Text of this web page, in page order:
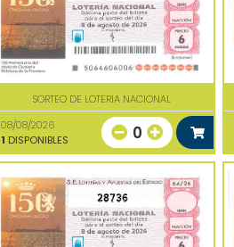
SORTEO DE LOTERIA NACIONAL
08/08/2026
1 DISPONIBLES 0
28736